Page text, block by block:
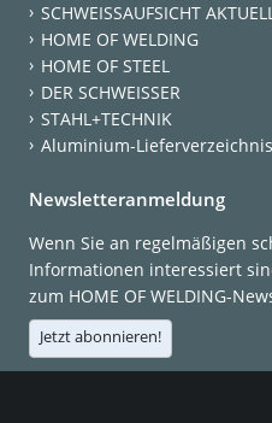
SCHWEISSAUFSICHT
HOME OF WELDING
HOME OF STEEL
DER SCHWEISSER
STAHL+TECHNIK
Aluminium-Lieferverzeichnis
Newsletteranmeldung
Wenn Sie an regelmäßigen
Informationen interessiert
zum HOME OF WELDING-
Jetzt abonnieren!